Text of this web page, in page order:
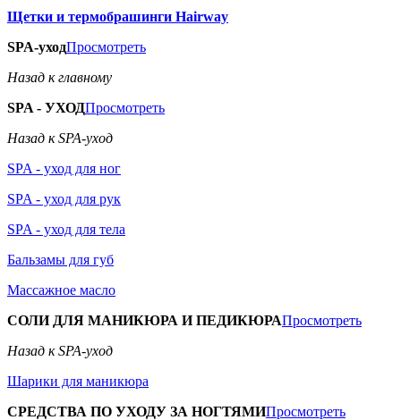
Щетки и термобрашинги Hairway
SPA-уходПросмотреть
Назад к главному
SPA - УХОДПросмотреть
Назад к SPA-уход
SPA - уход для ног
SPA - уход для рук
SPA - уход для тела
Бальзамы для губ
Массажное масло
СОЛИ ДЛЯ МАНИКЮРА И ПЕДИКЮРАПросмотреть
Назад к SPA-уход
Шарики для маникюра
СРЕДСТВА ПО УХОДУ ЗА НОГТЯМИПросмотреть